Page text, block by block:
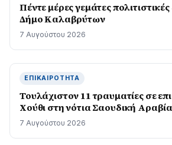
Πέντε μέρες γεμάτες
Δήμο Καλαβρύτων
7 Αυγούστου 2026
ΕΠΙΚΑΙΡΌΤΗΤΑ
Τουλάχιστον 11 τραυματίες σε
Χούθι στη νότια Σαουδική Αραβία
7 Αυγούστου 2026